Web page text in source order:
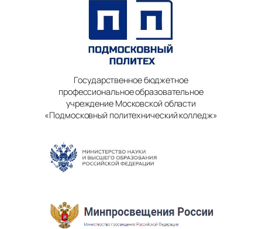
Государственное бюджетное
профессиональное образовательное
учреждение Московской области
«Подмосковный политехнический колледж»